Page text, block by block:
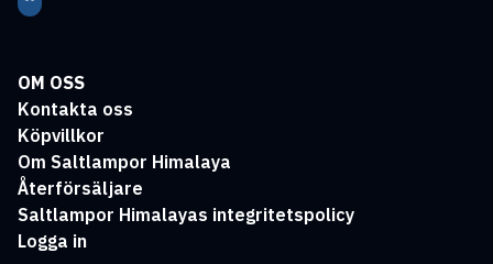
OM OSS
Kontakta oss
Köpvillkor
Om Saltlampor Himalaya
Återförsäljare
Saltlampor Himalayas integritetspolicy
Logga in